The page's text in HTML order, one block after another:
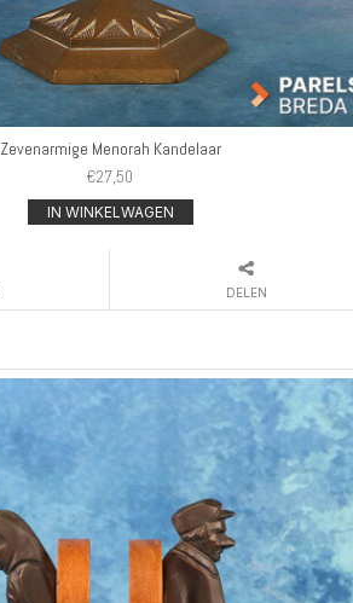
Zevenarmige Menorah Kandelaar
€27,50
IN WINKELWAGEN
DELEN